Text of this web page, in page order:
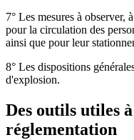
7° Les mesures à observer,
pour la circulation des
ainsi que pour leur
8° Les dispositions
d'explosion.
Des outils utiles
réglementation